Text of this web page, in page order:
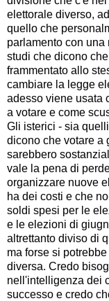
elettorale diverso,
quello che
parlamento con
studi che dicono
frammentato allo
cambiare la legge
adesso viene usata
a votare e come
Gli isterici - sia
dicono che votare a
sarebbero
vale la pena di
organizzare nuove
ha dei costi e che
soldi spesi per le
e le elezioni di
altrettanto diviso di
ma forse si
diversa. Credo
nell'intelligenza dei
successo e credo